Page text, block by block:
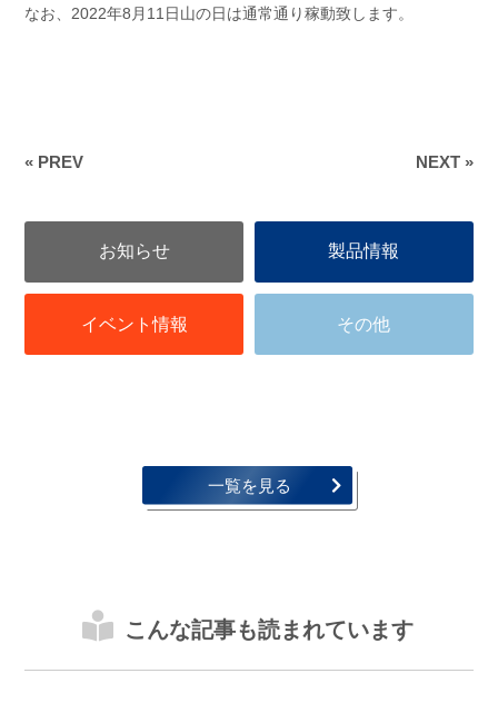
なお、2022年8月11日山の日は通常通り稼動致します。
« PREV NEXT »
一覧を見る
こんな記事も読まれています